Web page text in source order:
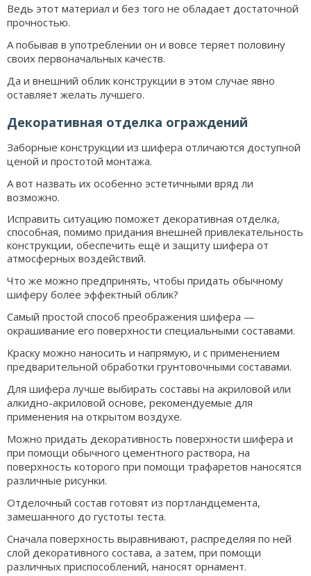
Ведь этот материал и без того не обладает достаточной
прочностью.
А побывав в употреблении он и вовсе теряет половину
своих первоначальных качеств.
Да и внешний облик конструкции в этом случае явно
оставляет желать лучшего.
Декоративная отделка ограждений
Заборные конструкции из шифера отличаются доступной
ценой и простотой монтажа.
А вот назвать их особенно эстетичными вряд ли
возможно.
Исправить ситуацию поможет декоративная отделка,
способная, помимо придания внешней привлекательность
конструкции, обеспечить ещё и защиту шифера от
атмосферных воздействий.
Что же можно предпринять, чтобы придать обычному
шиферу более эффектный облик?
Самый простой способ преображения шифера —
окрашивание его поверхности специальными составами.
Краску можно наносить и напрямую, и с применением
предварительной обработки грунтовочными составами.
Для шифера лучше выбирать составы на акриловой или
алкидно-акриловой основе, рекомендуемые для
применения на открытом воздухе.
Можно придать декоративность поверхности шифера и
при помощи обычного цементного раствора, на
поверхность которого при помощи трафаретов наносятся
различные рисунки.
Отделочный состав готовят из портландцемента,
замешанного до густоты теста.
Сначала поверхность выравнивают, распределяя по ней
слой декоративного состава, а затем, при помощи
различных приспособлений, наносят орнамент.